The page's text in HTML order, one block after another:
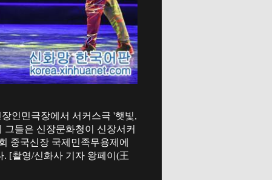
인민극장에서 서커스극 '햇빛,
들은 신장문화청이 신장서커
중국신장 국제민족무용제에
. [촬영/신화사 기자 왕페이(王